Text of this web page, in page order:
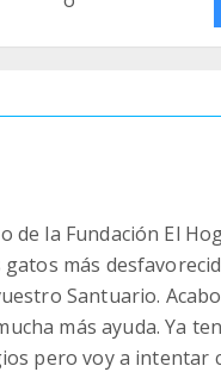
la Fundación El
más
Santuario.
más ayuda. Ya
pero voy a intentar